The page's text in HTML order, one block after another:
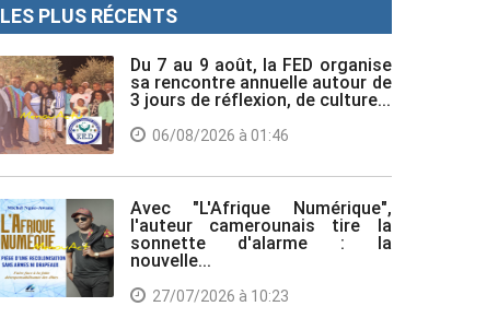
LES PLUS RÉCENTS
Du 7 au 9 août, la FED organise
sa rencontre annuelle autour de
3 jours de réflexion, de culture...
06/08/2026 à 01:46
Avec "L'Afrique Numérique",
l'auteur camerounais tire la
sonnette d'alarme : la
nouvelle...
27/07/2026 à 10:23